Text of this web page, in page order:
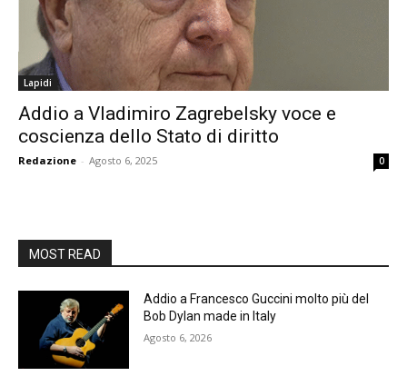
Lapidi
Addio a Vladimiro Zagrebelsky voce e
coscienza dello Stato di diritto
Redazione - Agosto 6, 2025 0
MOST READ
Addio a Francesco Guccini molto più del
Bob Dylan made in Italy
Agosto 6, 2026